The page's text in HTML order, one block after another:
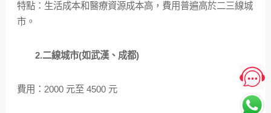
特點：生活成本和醫療資源成本高，費用普遍高於二三線城
市。
2.二線城市(如武漢、成都)
費用：2000 元至 4500 元